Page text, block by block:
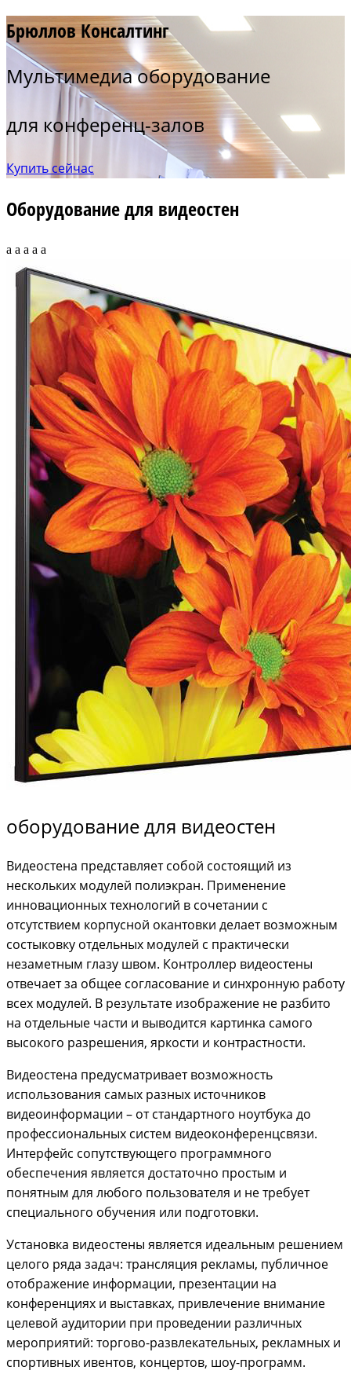
Брюллов Консалтинг
Мультимедиа оборудование
для конференц-залов
Купить сейчас
Оборудование для видеостен
оборудование для видеостен
Видеостена представляет собой состоящий из
нескольких модулей полиэкран. Применение
инновационных технологий в сочетании с
отсутствием корпусной окантовки делает возможным
состыковку отдельных модулей с практически
незаметным глазу швом. Контроллер видеостены
отвечает за общее согласование и синхронную работу
всех модулей. В результате изображение не разбито
на отдельные части и выводится картинка самого
высокого разрешения, яркости и контрастности.
Видеостена предусматривает возможность
использования самых разных источников
видеоинформации – от стандартного ноутбука до
профессиональных систем видеоконференцсвязи.
Интерфейс сопутствующего программного
обеспечения является достаточно простым и
понятным для любого пользователя и не требует
специального обучения или подготовки.
Установка видеостены является идеальным решением
целого ряда задач: трансляция рекламы, публичное
отображение информации, презентации на
конференциях и выставках, привлечение внимание
целевой аудитории при проведении различных
мероприятий: торгово-развлекательных, рекламных и
спортивных ивентов, концертов, шоу-программ.